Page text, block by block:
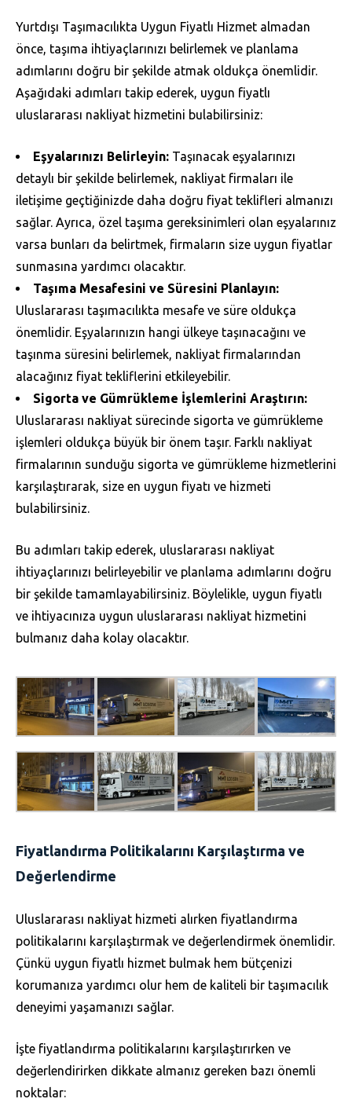
Yurtdışı Taşımacılıkta Uygun Fiyatlı Hizmet almadan
önce, taşıma ihtiyaçlarınızı belirlemek ve planlama
adımlarını doğru bir şekilde atmak oldukça önemlidir.
Aşağıdaki adımları takip ederek, uygun fiyatlı
uluslararası nakliyat hizmetini bulabilirsiniz:
Eşyalarınızı Belirleyin: Taşınacak eşyalarınızı
detaylı bir şekilde belirlemek, nakliyat firmaları ile
iletişime geçtiğinizde daha doğru fiyat teklifleri almanızı
sağlar. Ayrıca, özel taşıma gereksinimleri olan eşyalarınız
varsa bunları da belirtmek, firmaların size uygun fiyatlar
sunmasına yardımcı olacaktır.
Taşıma Mesafesini ve Süresini Planlayın:
Uluslararası taşımacılıkta mesafe ve süre oldukça
önemlidir. Eşyalarınızın hangi ülkeye taşınacağını ve
taşınma süresini belirlemek, nakliyat firmalarından
alacağınız fiyat tekliflerini etkileyebilir.
Sigorta ve Gümrükleme İşlemlerini Araştırın:
Uluslararası nakliyat sürecinde sigorta ve gümrükleme
işlemleri oldukça büyük bir önem taşır. Farklı nakliyat
firmalarının sunduğu sigorta ve gümrükleme hizmetlerini
karşılaştırarak, size en uygun fiyatı ve hizmeti
bulabilirsiniz.
Bu adımları takip ederek, uluslararası nakliyat
ihtiyaçlarınızı belirleyebilir ve planlama adımlarını doğru
bir şekilde tamamlayabilirsiniz. Böylelikle, uygun fiyatlı
ve ihtiyacınıza uygun uluslararası nakliyat hizmetini
bulmanız daha kolay olacaktır.
Fiyatlandırma Politikalarını Karşılaştırma ve
Değerlendirme
Uluslararası nakliyat hizmeti alırken fiyatlandırma
politikalarını karşılaştırmak ve değerlendirmek önemlidir.
Çünkü uygun fiyatlı hizmet bulmak hem bütçenizi
korumanıza yardımcı olur hem de kaliteli bir taşımacılık
deneyimi yaşamanızı sağlar.
İşte fiyatlandırma politikalarını karşılaştırırken ve
değerlendirirken dikkate almanız gereken bazı önemli
noktalar: